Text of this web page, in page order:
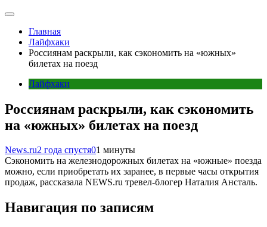
Главная
Лайфхаки
Россиянам раскрыли, как сэкономить на «южных»
билетах на поезд
Лайфхаки
Россиянам раскрыли, как сэкономить
на «южных» билетах на поезд
News.ru2 года спустя01 минуты
Сэкономить на железнодорожных билетах на «южные» поезда
можно, если приобретать их заранее, в первые часы открытия
продаж, рассказала NEWS.ru тревел-блогер Наталия Ансталь.
Навигация по записям